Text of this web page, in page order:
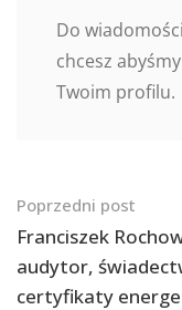
Do
chcesz
Twoim profilu.
Nawigacja
po
postach
Poprzedni post
Franciszek
audytor,
certyfikaty